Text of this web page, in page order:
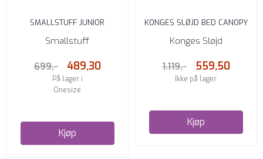
SMALLSTUFF JUNIOR
SENGESETT ELEFANTER ROSA
Smallstuff
699,- 489,30
På lager i
Onesize
Kjøp
KONGES SLØJD BED CANOPY
PRINT CHERRY
Konges Sløjd
1.119,- 559,50
Ikke på lager
Kjøp